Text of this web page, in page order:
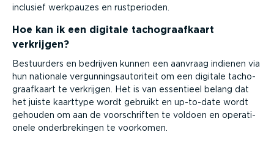
inclusief werkpauzes en rustpe­rioden.
Hoe kan ik een digitale tacho­graaf­kaart
verkrijgen?
Bestuurders en bedrijven kunnen een aanvraag indienen via
hun nationale vergun­nings­au­to­riteit om een digitale tacho­
graaf­kaart te verkrijgen. Het is van essentieel belang dat
het juiste kaarttype wordt gebruikt en up-to-date wordt
gehouden om aan de voorschriften te voldoen en opera­ti­
onele onder­bre­kingen te voorkomen.